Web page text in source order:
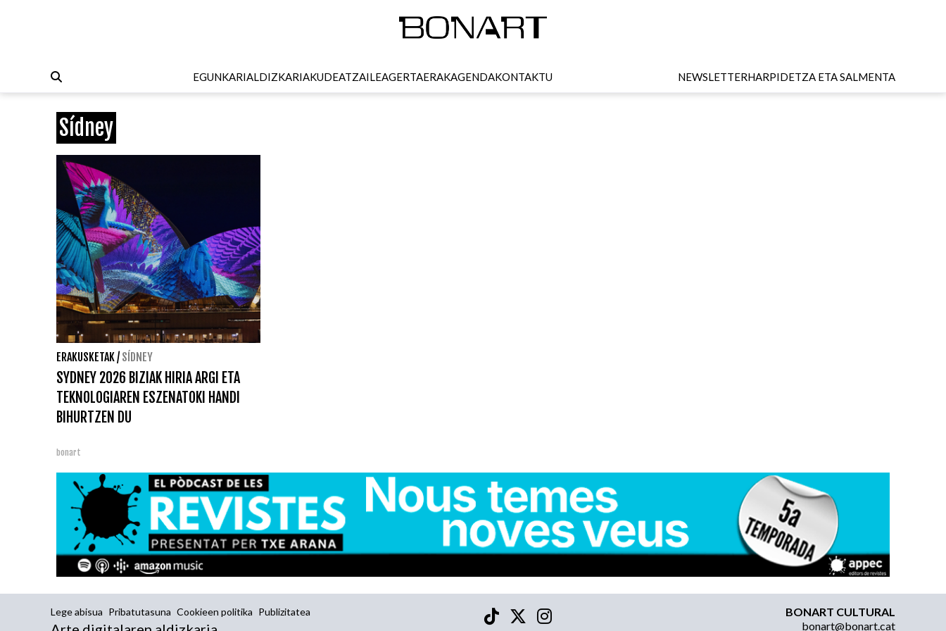
EGUNKARIALDIZKARIAKUDEATZAILEAGERTAERAKAGENDAKONTAKTU NEWSLETTERHARPIDETZA ETA SALMENTA
Sídney
ERAKUSKETAK/ SÍDNEY
SYDNEY 2026 BIZIAK HIRIA ARGI ETA
TEKNOLOGIAREN ESZENATOKI HANDI
BIHURTZEN DU
bonart
Lege abisua Pribatutasuna Cookieen politika Publizitatea
BONART CULTURAL
bonart@bonart.cat